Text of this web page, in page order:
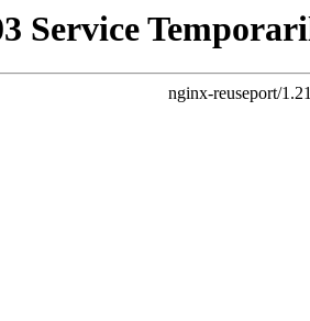
Service
nginx-reuseport/